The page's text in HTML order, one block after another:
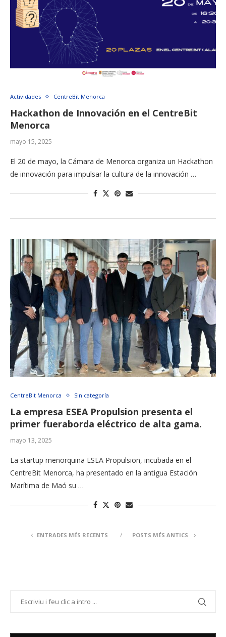
Actividades CentreBit Menorca
Hackathon de Innovación en el CentreBit
Menorca
mayo 15, 2025
El 20 de mayo, la Cámara de Menorca organiza un Hackathon
de innovación para impulsar la cultura de la innovación …
CentreBit Menorca Sin categoría
La empresa ESEA Propulsion presenta el
primer fueraborda eléctrico de alta gama.
mayo 13, 2025
La startup menorquina ESEA Propulsion, incubada en el
CentreBit Menorca, ha presentado en la antigua Estación
Marítima de Maó su …
ENTRADES MÉS RECENTS POSTS MÉS ANTICS